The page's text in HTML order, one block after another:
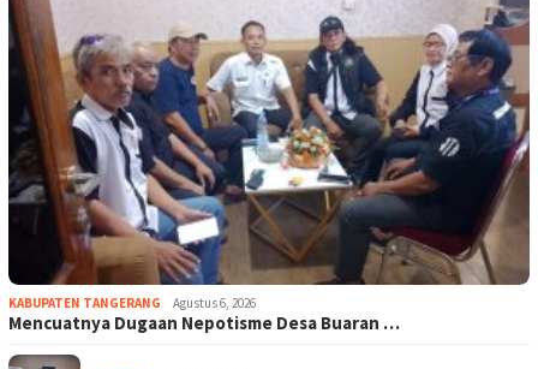
KABUPATEN TANGERANG Agustus 6, 2026
Mencuatnya Dugaan Nepotisme Desa Buaran …